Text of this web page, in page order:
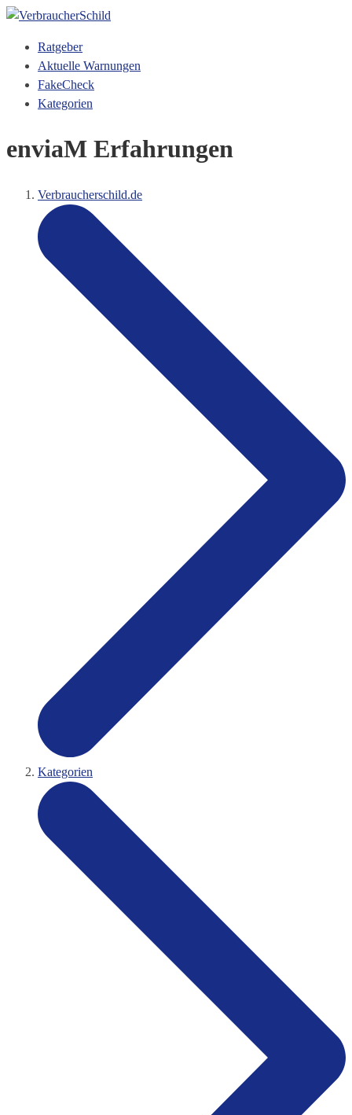
Ratgeber
Aktuelle Warnungen
FakeCheck
Kategorien
enviaM Erfahrungen
Verbraucherschild.de
Kategorien